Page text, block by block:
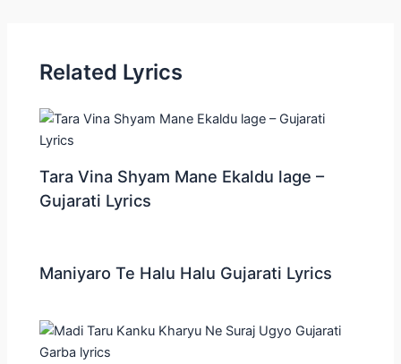
Related Lyrics
Tara Vina Shyam Mane Ekaldu lage –
Gujarati Lyrics
Maniyaro Te Halu Halu Gujarati Lyrics